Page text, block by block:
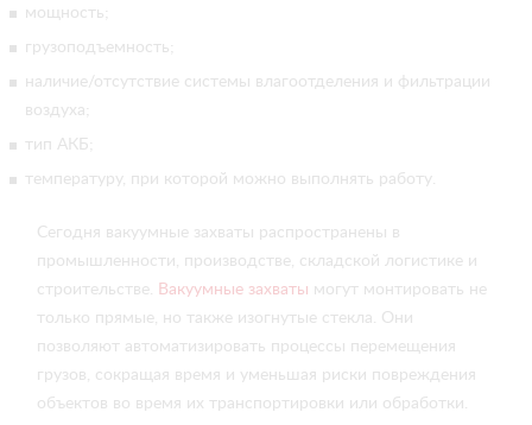
мощность;
грузоподъемность;
наличие/отсутствие системы влагоотделения и фильтрации
воздуха;
тип АКБ;
температуру, при которой можно выполнять работу.
Сегодня вакуумные захваты распространены в
промышленности, производстве, складской логистике и
строительстве. Вакуумные захваты могут монтировать не
только прямые, но также изогнутые стекла. Они
позволяют автоматизировать процессы перемещения
грузов, сокращая время и уменьшая риски повреждения
объектов во время их транспортировки или обработки.